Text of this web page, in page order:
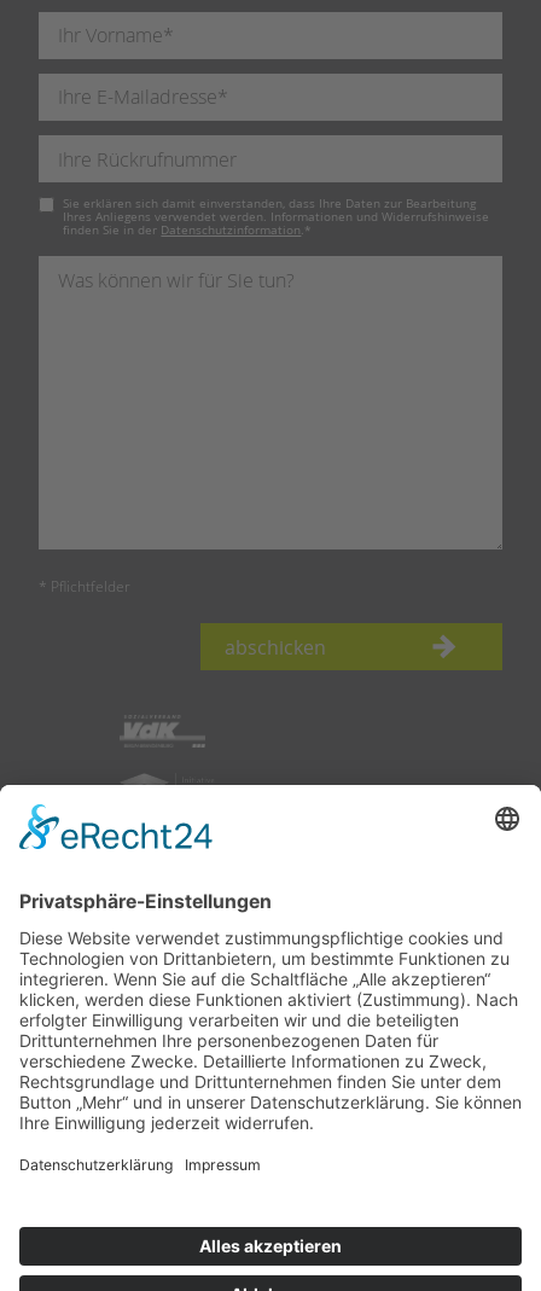
Pflichtfeld
Sie erklären sich damit einverstanden, dass Ihre Daten zur Bearbeitung
Ihres Anliegens verwendet werden. Informationen und Widerrufshinweise
finden Sie in der Datenschutzinformation. *
* Pflichtfelder
abschicken
nach oben
Impressum|Datenschutz